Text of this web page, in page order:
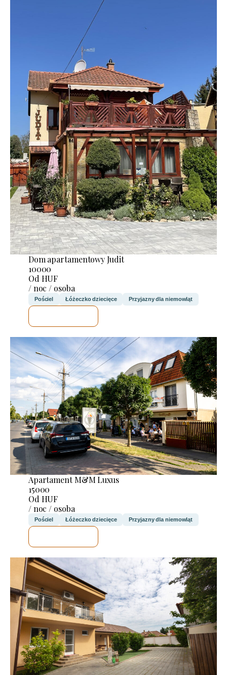
Dom apartamentowy Judit
10000
Od HUF
/ noc / osoba
Pościel Łóżeczko dziecięce Przyjazny dla niemowląt
Apartament M&M Luxus
15000
Od HUF
/ noc / osoba
Pościel Łóżeczko dziecięce Przyjazny dla niemowląt